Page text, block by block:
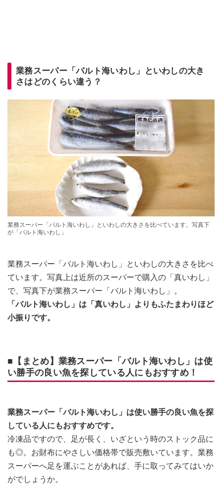
業務スーパー「バルト海いわし」といわしの大き
さはどのくらい違う？
業務スーパー「バルト海いわし」といわしの大きさを比べています。写真下
が「バルト海いわし」
業務スーパー「バルト海いわし」といわしの大きさを比べ
ています。写真上は近所のスーパーで購入の「真いわし」
で、写真下が業務スーパー「バルト海いわし」。
「バルト海いわし」は「真いわし」よりもふたまわりほど
小振りです。
■【まとめ】業務スーパー「バルト海いわし」は使
い勝手の良い魚を探している人にもおすすめ！
業務スーパー「バルト海いわし」は使い勝手の良い魚を探
している人にもおすすめです。
冷凍品ですので、足が長く、いざという時のストック品に
も◎。お財布にやさしい価格帯で販売敷いています。業務
スーパーへ足を運ぶことがあれば、手に取ってみてはいか
がでしょうか。